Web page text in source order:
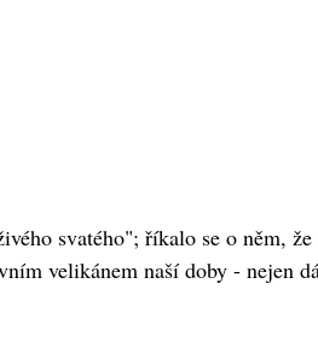
svatého"; říkalo se o něm,
velikánem naší doby - nejen